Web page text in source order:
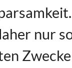
nur